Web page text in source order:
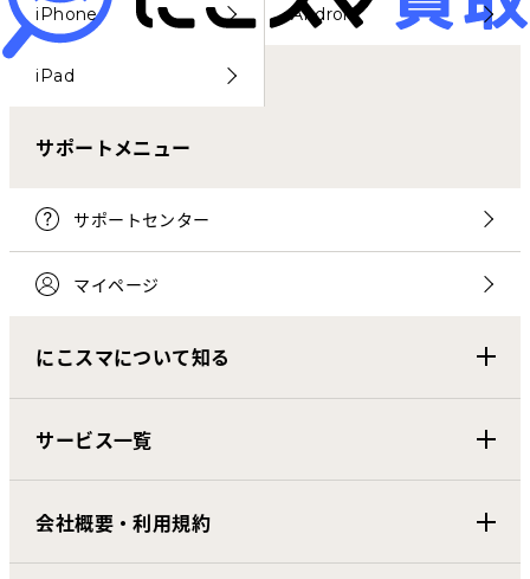
iPhone Android
iPad
サポートメニュー
サポートセンター
マイページ
にこスマについて知る
サービス一覧
会社概要・利用規約